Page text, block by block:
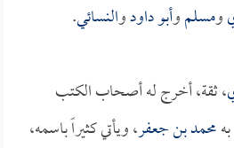
ومسلموأبو داودوالنسائي.
، ثقة، أخرج له أصحاب الكتب
محمد بن جعفر، ويأتي كثيراً باسمه،